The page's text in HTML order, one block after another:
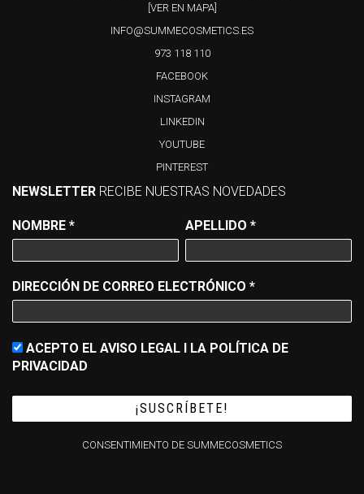
[VER EN MAPA]
INFO@SUMMECOSMETICS.ES
973 118 110
FACEBOOK
INSTAGRAM
LINKEDIN
YOUTUBE
PINTEREST
NEWSLETTER RECIBE NUESTRAS NOVEDADES
NOMBRE * APELLIDO*
DIRECCIÓN DE CORREO ELECTRÓNICO *
ACEPTO EL AVISO LEGAL I LA POLÍTICA DE
PRIVACIDAD
CONSENTIMIENTO DE SUMMECOSMETICS